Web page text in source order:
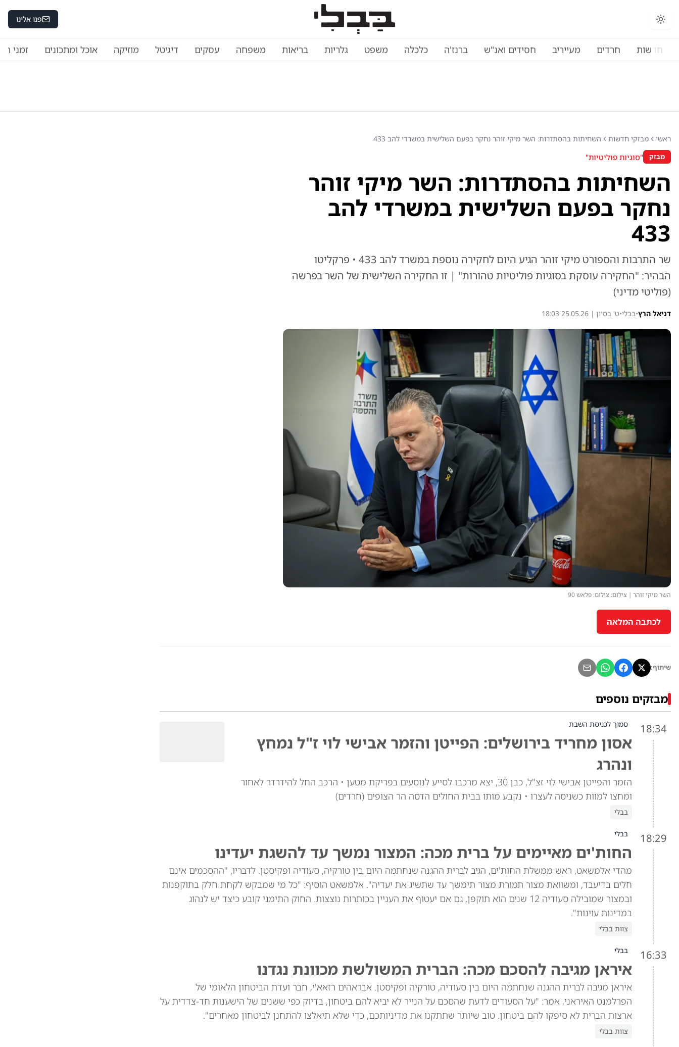
החלפת מצב תצוגה פנו אלינו
חדשות חרדים מעייריב חסידים ואנ"ש ברנז'ה כלכלה משפט גלריות בריאות משפחה עסקים דיגיטל מוזיקה אוכל ומתכונים זמני
ראשי מבזקי חדשות השחיתות בהסתדרות: השר מיקי זוהר נחקר בפעם השלישית במשרדי להב 433
מבזק "סוגיות פוליטיות"
השחיתות בהסתדרות: השר מיקי זוהר
נחקר בפעם השלישית במשרדי להב
433
שר התרבות והספורט מיקי זוהר הגיע היום לחקירה נוספת במשרד להב 433 • פרקליטו
הבהיר: "החקירה עוסקת בסוגיות פוליטיות טהורות" | זו החקירה השלישית של השר בפרשה
(פוליטי מדיני)
דניאל הרץ•בבלי•ט' בסיון | 25.05.26 18:03
השר מיקי זוהר | צילום: צילום: פלאש 90
לכתבה המלאה
שיתוף:
מבזקים נוספים
18:34 סמוך לכניסת השבת
אסון מחריד בירושלים: הפייטן והזמר אבישי לוי ז"ל נמחץ
ונהרג
הזמר והפייטן אבישי לוי זצ"ל, כבן 30, יצא מרכבו לסייע לנוסעים בפריקת מטען • הרכב החל להידרדר לאחור
ומחצו למוות כשניסה לעצרו • נקבע מותו בבית החולים הדסה הר הצופים (חרדים)
בבלי
18:29 בבלי
החות'ים מאיימים על ברית מכה: המצור נמשך עד להשגת יעדינו
מהדי אלמשאט, ראש ממשלת החות'ים, הגיב לברית ההגנה שנחתמה היום בין טורקיה, סעודיה ופקיסטן. לדבריו, "ההסכמים אינם
חלים בדיעבד, ומשוואת מצור תמורת מצור תימשך עד שתשיג את יעדיה". אלמשאט הוסיף: "כל מי שמבקש לקחת חלק בתוקפנות
ובמצור שמובילה סעודיה 12 שנים הוא תוקפן, גם אם יעטוף את העניין בכותרות נוצצות. החוק התימני קובע כיצד יש לנהוג
במדינות עוינות".
צוות בבלי
16:33 בבלי
איראן מגיבה להסכם מכה: הברית המשולשת מכוונת נגדנו
איראן מגיבה לברית ההגנה שנחתמה היום בין סעודיה, טורקיה ופקיסטן. אבראהים רזאא'י, חבר ועדת הביטחון הלאומי של
הפרלמנט האיראני, אמר: "על הסעודים לדעת שהסכם על הנייר לא יביא להם ביטחון, בדיוק כפי ששנים של הישענות חד-צדדית על
ארצות הברית לא סיפקו להם ביטחון. טוב שיותר שתתקנו את מדיניותכם, כדי שלא תיאלצו להתחנן לביטחון מאחרים".
צוות בבלי